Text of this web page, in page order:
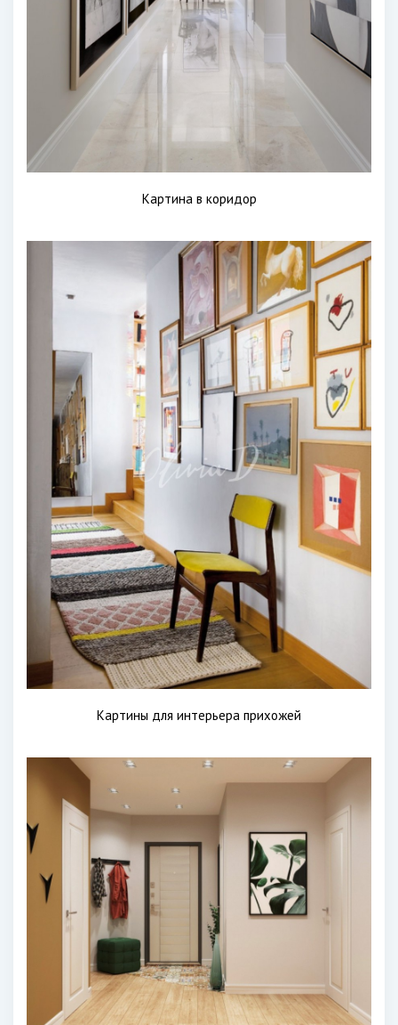
Картина в коридор
Картины для интерьера прихожей